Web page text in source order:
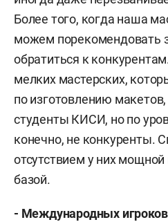
Более того, когда наша
можем порекомендовать
обратиться к
мелких мастерских,
по изготовлению
студенты КИСИ, но по
конечно, не конкуренты.
отсутствием у них
базой.
- Международных игроков